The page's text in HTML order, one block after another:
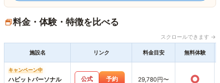
料金・体験・特徴を比べる
スクロールできます →
施設名 リンク 料金目安 無料体験
キャンペーン中
ハビットパーソナル
公式 予約 29,780円〜 ○